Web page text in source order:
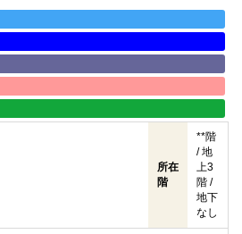
所在
階
**階
/ 地
上3
階 /
地下
なし